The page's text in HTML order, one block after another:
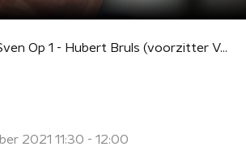
Sven Op 1 - Hubert Bruls (voorzitter Veiligheidsberaad): "Geef regio meer regie in boostercampagne"
2021 11:30 - 12:00